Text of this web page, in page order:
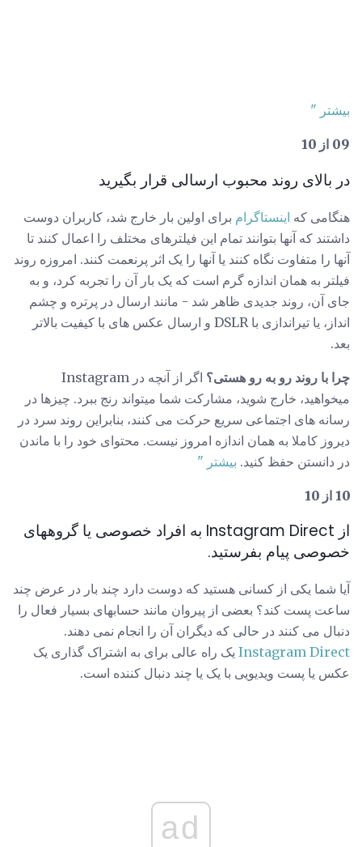
بیشتر "
09 از 10
در بالای روند محبوب ارسالی قرار بگیرید
هنگامی که اینستاگرام برای اولین بار خارج شد، کاربران دوست
داشتند که آنها بتوانند تمام این فیلترهای مختلف را اعمال کنند تا
آنها را متفاوت نگاه کنند یا آنها را یک اثر پرنعمت کنند. امروزه روند
فیلتر به همان اندازه گرم است که یک بار آن را تجربه کرد، و به
جای آن، روند جدیدی ظاهر شد - مانند ارسال در پرتره و چشم
انداز، یا تیراندازی با DSLR و ارسال عکس های با کیفیت بالاتر
بعد.
چرا با روند رو به رو هستی؟
اگر از آنچه در Instagram
میخواهید، خارج شوید، مشارکت شما میتواند رنج ببرد. چیزها در
رسانه های اجتماعی سریع حرکت می کنند، بنابراین روند سرد در
دیروز کاملا به همان اندازه امروز نیست. محتوای خود را با ماندن
در دانستن حفظ کنید. بیشتر "
10 از 10
از Instagram Direct به افراد خصوصی یا گروههای
خصوصی پیام بفرستید.
آیا شما یکی از کسانی هستید که دوست دارد چند بار در عرض چند
ساعت پست کند؟ بعضی از پیروان مانند حسابهای بسیار فعال را
دنبال می کنند در حالی که دیگران آن را انجام نمی دهند.
Instagram Direct یک راه عالی برای به اشتراک گذاری یک
عکس یا پست ویدیویی با یک یا چند دنبال کننده است.
ad